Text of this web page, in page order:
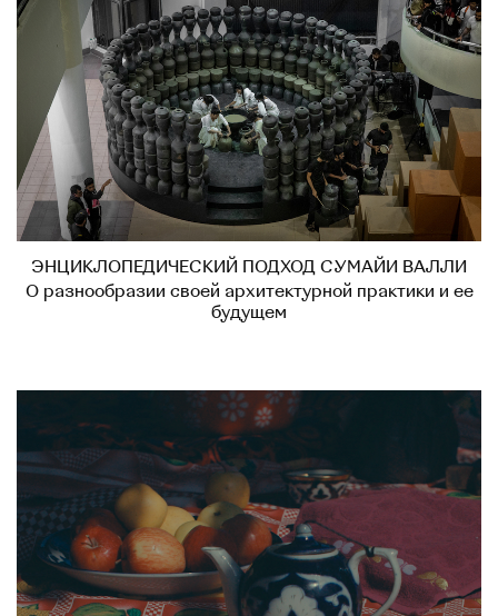
ЭНЦИКЛОПЕДИЧЕСКИЙ ПОДХОД СУМАЙИ ВАЛЛИ
О разнообразии своей архитектурной практики и ее
будущем